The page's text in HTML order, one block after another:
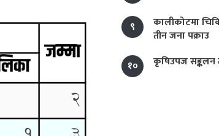
९
कालीकोटमा
तीन जना पक्राउ
१०
कृषिउपज सङ्कलन